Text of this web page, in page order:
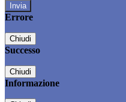
Errore
Chiudi
Successo
Chiudi
Informazione